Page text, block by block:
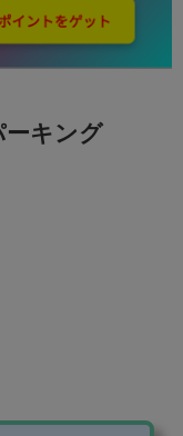
ーキング